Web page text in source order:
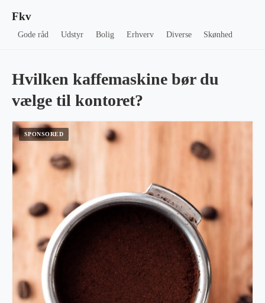
Fkv
Gode råd Udstyr Bolig Erhverv Diverse Skønhed
Hvilken kaffemaskine bør du
vælge til kontoret?